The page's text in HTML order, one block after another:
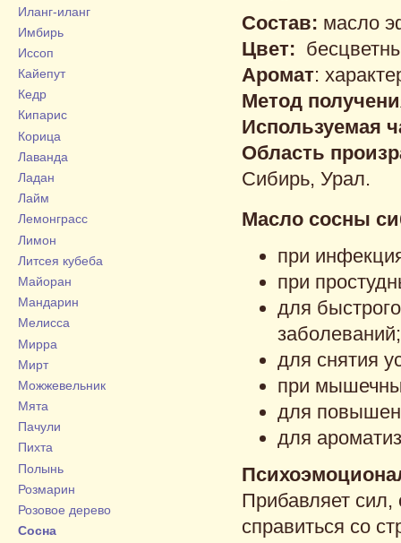
Иланг-иланг
Имбирь
Иссоп
Кайепут
Кедр
Кипарис
Корица
Лаванда
Ладан
Лайм
Лемонграсс
Лимон
Литсея кубеба
Майоран
Мандарин
Мелисса
Мирра
Мирт
Можжевельник
Мята
Пачули
Пихта
Полынь
Розмарин
Розовое дерево
Сосна
Состав: масло
Цвет:
Аромат:
Метод
Используемая
Область
Сибирь, Урал.
Масло сосны
при
при
для
заболеваний;
для снятия
при
для
для
Прибавляет сил,
справиться со